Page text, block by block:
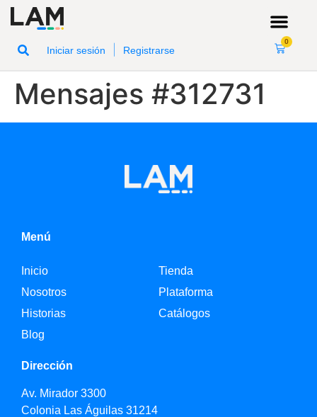
Iniciar sesión Registrarse
0
Mensajes #312731
Menú
Inicio
Nosotros
Historias
Blog
Tienda
Plataforma
Catálogos
Dirección
Av. Mirador 3300
Colonia Las Águilas 31214